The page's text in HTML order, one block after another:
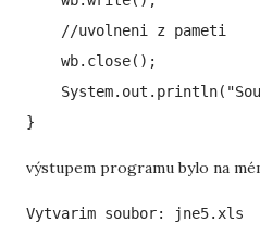
    //uvolneni z pameti
    wb.close();
}
výstupem programu bylo na
Vytvarim soubor: jne5.xls